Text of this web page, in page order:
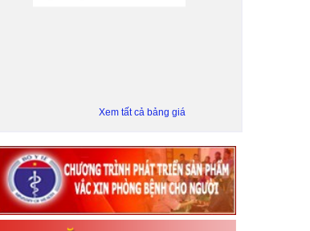
Xem tất cả bảng giá